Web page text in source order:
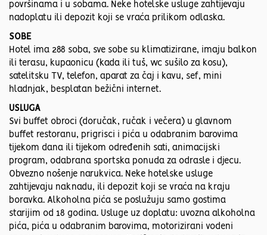
površinama i u sobama. Neke hotelske usluge zahtijevaju
nadoplatu ili depozit koji se vraća prilikom odlaska.
SOBE
Hotel ima 288 soba, sve sobe su klimatizirane, imaju balkon
ili terasu, kupaonicu (kada ili tuš, wc sušilo za kosu),
satelitsku TV, telefon, aparat za čaj i kavu, sef, mini
hladnjak, besplatan bežični internet.
USLUGA
Svi buffet obroci (doručak, ručak i večera) u glavnom
buffet restoranu, prigrisci i pića u odabranim barovima
tijekom dana ili tijekom određenih sati, animacijski
program, odabrana sportska ponuda za odrasle i djecu.
Obvezno nošenje narukvica. Neke hotelske usluge
zahtijevaju naknadu, ili depozit koji se vraća na kraju
boravka. Alkoholna pića se poslužuju samo gostima
starijim od 18 godina. Usluge uz doplatu: uvozna alkoholna
pića, pića u odabranim barovima, motorizirani vodeni